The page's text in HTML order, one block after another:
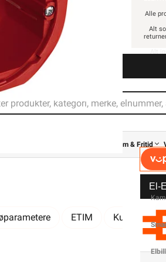
ETIM
dobbel gips. Et patentert
Alle
Alt
El-
Hjem & Fritid